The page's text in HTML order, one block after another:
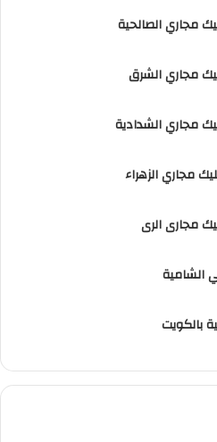
مجاري الصالحية
مجاري الشرق
مجاري الشدادية
مجاري الزهراء
مجارى الرى
بالكويت